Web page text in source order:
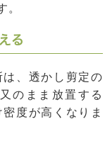
。
る
、透かし剪定の
のまま放置する
度が高くなりま